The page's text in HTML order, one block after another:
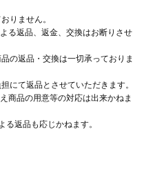
りません。
る返品、返金、交換はお断りさせ
の返品・交換は一切承っておりま
にて返品とさせていただきます。
商品の用意等の対応は出来かねま
返品も応じかねます。